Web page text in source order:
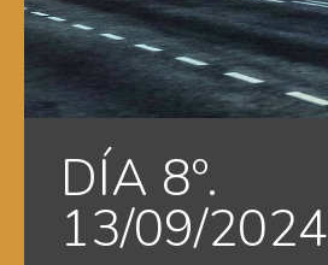
DÍA 8º.
13/09/2024